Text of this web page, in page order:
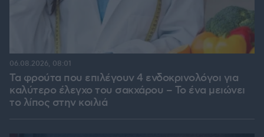
Τα φρούτα που επιλέγουν 4 ενδοκρινολόγοι για
καλύτερο έλεγχο του σακχάρου – Το ένα μειώνει
το λίπος στην κοιλιά
06.08.2026, 08:01